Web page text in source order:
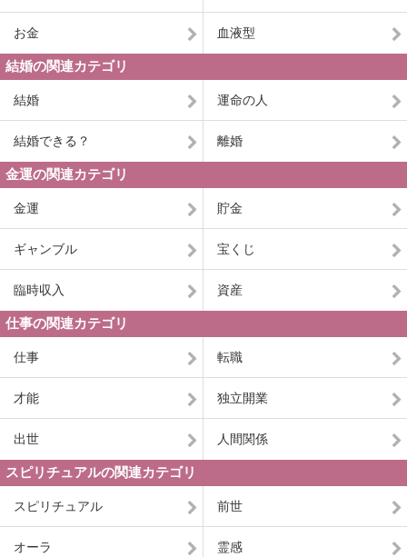
お金 血液型
結婚の関連カテゴリ
結婚 運命の人
結婚できる？ 離婚
金運の関連カテゴリ
金運 貯金
ギャンブル 宝くじ
臨時収入 資産
仕事の関連カテゴリ
仕事 転職
才能 独立開業
出世 人間関係
スピリチュアルの関連カテゴリ
スピリチュアル 前世
オーラ 霊感